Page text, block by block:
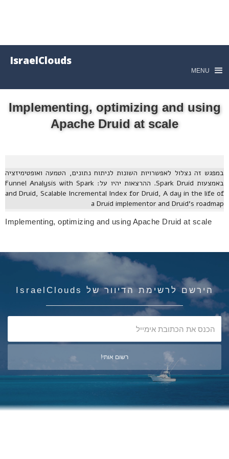
IsraelClouds
MENU
Implementing, optimizing and using
Apache Druid at scale
במפגש זה נצלול לאפשרויות השונות לניתוח נתונים, הטמעה ואופטימיזציה
באמצעות Spark Druid. ההרצאות יהיו על: Funnel Analysis with Spark
and Druid, Scalable Incremental Index for Druid, A day in the life of
a Druid implementor and Druid’s roadmap
Implementing, optimizing and using Apache Druid at scale
הירשם לרשימת הדיוור של IsraelClouds